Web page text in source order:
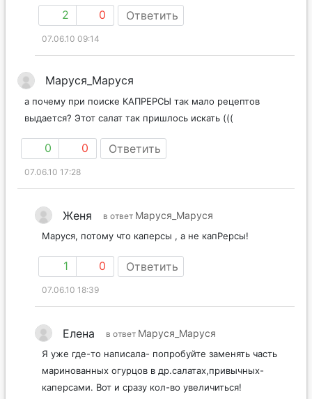
2 0 Ответить
07.06.10 09:14
Маруся_Маруся
а почему при поиске КАПРЕРСЫ так мало рецептов
выдается? Этот салат так пришлось искать (((
0 0 Ответить
07.06.10 17:28
Женя в ответ Маруся_Маруся
Маруся, потому что каперсы , а не капРерсы!
1 0 Ответить
07.06.10 18:39
Елена в ответ Маруся_Маруся
Я уже где-то написала- попробуйте заменять часть
маринованных огурцов в др.салатах,привычных-
каперсами. Вот и сразу кол-во увеличиться!